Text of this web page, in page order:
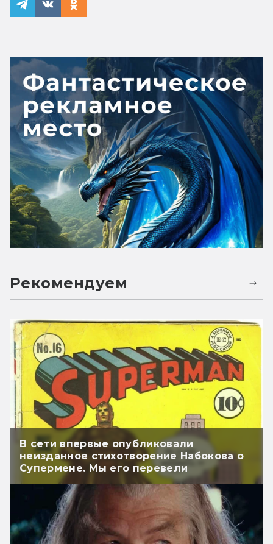
Рекомендуем
В сети впервые опубликовали
неизданное стихотворение Набокова о
Супермене. Мы его перевели